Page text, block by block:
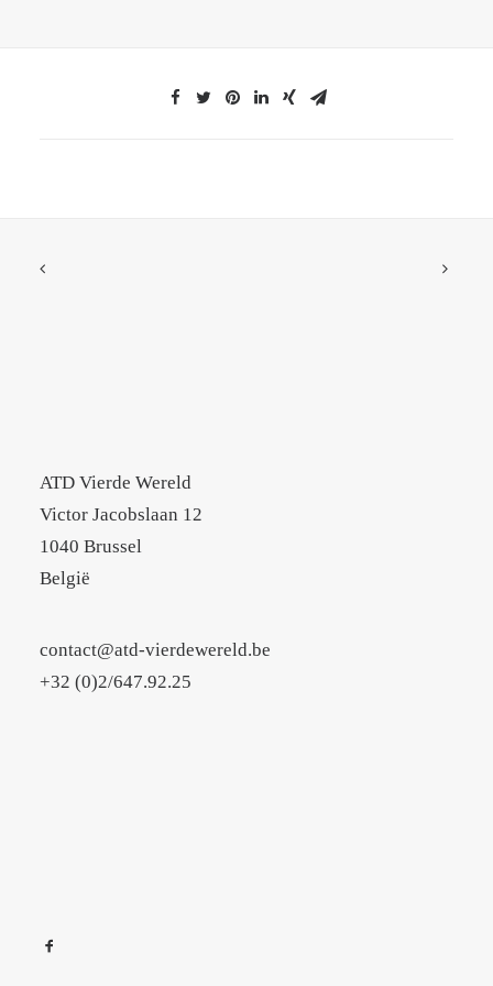
ATD Vierde Wereld
Victor Jacobslaan 12
1040 Brussel
België
contact@atd-vierdewereld.be
+32 (0)2/647.92.25